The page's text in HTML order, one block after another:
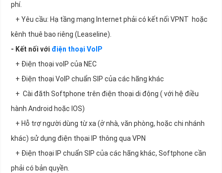
phí.
+ Yêu cầu: Hạ tầng mạng Internet phải có kết nối VPNT hoặc
kênh thuê bao riêng (Leaseline).
- Kết nối với điện thoại VoIP
+ Điện thoại voIP của NEC
+ Điện thoại VoIP chuẩn SIP của các hãng khác
+ Cài đăth Softphone trên điện thoại di động ( với hệ điều
hành Android hoặc IOS)
+ Hỗ trợ người dùng từ xa (ở nhà, văn phòng, hoặc chi nhánh
khác) sử dụng điện thọai IP thông qua VPN
+ Điện thoại IP chuẩn SIP của các hãng khác, Softphone cần
phải có bản quyền.